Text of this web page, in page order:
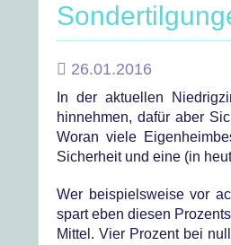
26.01.2016
In der aktuellen
hinnehmen, dafür aber
Woran viele
Sicherheit und eine (in
Wer beispielsweise vor
spart eben diesen
Mittel. Vier Prozent bei